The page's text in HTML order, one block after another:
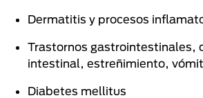
Dermatitis y procesos
Trastornos gastrointestinales,
intestinal, estreñimiento,
Diabetes mellitus